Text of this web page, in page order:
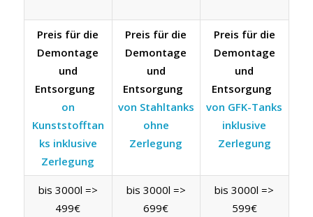
Preis für die
Demontage
und
Entsorgung
on
Kunststofftan
ks inklusive
Zerlegung
Preis für die
Demontage
und
Entsorgung
von Stahltanks
ohne
Zerlegung
Preis für die
Demontage
und
Entsorgung
von GFK-Tanks
inklusive
Zerlegung
bis 3000l =>
499€
bis 3000l =>
699€
bis 3000l =>
599€